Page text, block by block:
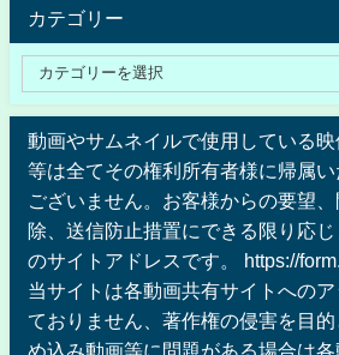
カテゴリー
動画やサムネイルで使用している
等は全てその権利所有者様に帰属
ございません。お客様からの要望
除、送信防止措置にできる限り応
のサイトアドレスです。 https://
当サイトは各動画共有サイトへの
ておりません、著作権の侵害を目
め込み動画等に問題がある場合は